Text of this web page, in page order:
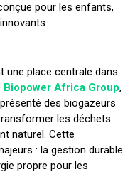
pour les enfants,
une place centrale dans
Biopower Africa Group,
des biogazeurs
les déchets
naturel. Cette
: la gestion durable
propre pour les